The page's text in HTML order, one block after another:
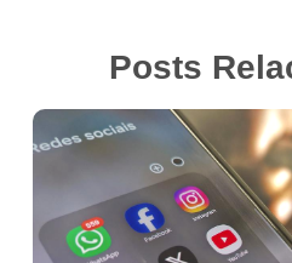
Posts